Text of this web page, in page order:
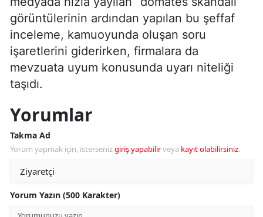
görüntülerinin ardından yapılan bu şeffaf
inceleme, kamuoyunda oluşan soru
işaretlerini giderirken, firmalara da
mevzuata uyum konusunda uyarı niteliği
taşıdı.
Yorumlar
Takma Ad
Yorum yapmak için, istersenizgiriş yapabilirveya kayıt olabilirsiniz.
Yorum Yazın (500 Karakter)